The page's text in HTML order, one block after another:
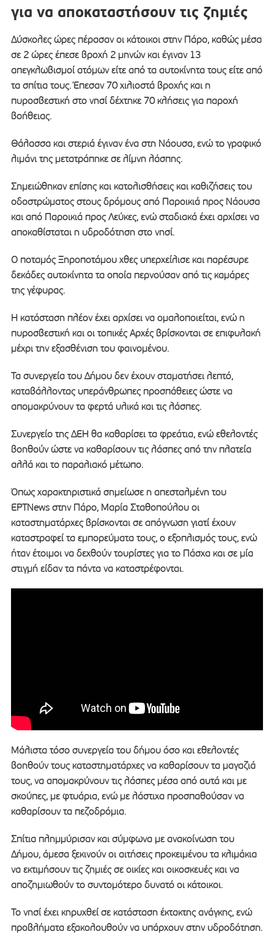
για να αποκαταστήσουν τις ζημιές
Δύσκολες ώρες πέρασαν οι κάτοικοι στην Πάρο, καθώς μέσα
σε 2 ώρες έπεσε βροχή 2 μηνών και έγιναν 13
απεγκλωβισμοί ατόμων είτε από τα αυτοκίνητα τους είτε από
τα σπίτια τους. Έπεσαν 70 χιλιοστά βροχής και η
πυροσβεστική στο νησί δέχτηκε 70 κλήσεις για παροχή
βοήθειας.
Θάλασσα και στεριά έγιναν ένα στη Νάουσα, ενώ το γραφικό
λιμάνι της μετατράπηκε σε λίμνη λάσπης.
Σημειώθηκαν επίσης και κατολισθήσεις και καθιζήσεις του
οδοστρώματος στους δρόμους από Παροικιά προς Νάουσα
και από Παροικιά προς Λεύκες, ενώ σταδιακά έχει αρχίσει να
αποκαθίσταται η υδροδότηση στο νησί.
Ο ποταμός Ξηροποτάμου χθες υπερχείλισε και παρέσυρε
δεκάδες αυτοκίνητα τα οποία περνούσαν από τις καμάρες
της γέφυρας.
Η κατάσταση πλέον έχει αρχίσει να ομαλοποιείται, ενώ η
πυροσβεστική και οι τοπικές Αρχές βρίσκονται σε επιφυλακή
μέχρι την εξασθένιση του φαινομένου.
Τα συνεργεία του Δήμου δεν έχουν σταματήσει λεπτό,
καταβάλλοντας υπεράνθρωπες προσπάθειες ώστε να
απομακρύνουν τα φερτά υλικά και τις λάσπες.
Συνεργείο της ΔΕΗ θα καθαρίσει τα φρεάτια, ενώ εθελοντές
βοηθούν ώστε να καθαρίσουν τις λάσπες από την πλατεία
αλλά και το παραλιακό μέτωπο.
Όπως χαρακτηριστικά σημείωσε η απεσταλμένη του
ΕΡΤΝews στην Πάρο, Μαρία Σταθοπούλου οι
καταστηματάρχες βρίσκονται σε απόγνωση γιατί έχουν
καταστραφεί τα εμπορεύματα τους, ο εξοπλισμός τους, ενώ
ήταν έτοιμοι να δεχθούν τουρίστες για το Πάσχα και σε μία
στιγμή είδαν τα πάντα να καταστρέφονται.
Μάλιστα τόσο συνεργεία του δήμου όσο και εθελοντές
βοηθούν τους καταστηματάρχες να καθαρίσουν τα μαγαζιά
τους, να απομακρύνουν τις λάσπες μέσα από αυτά και με
σκούπες, με φτυάρια, ενώ με λάστιχα προσπαθούσαν να
καθαρίσουν τα πεζοδρόμια.
Σπίτια πλημμύρισαν και σύμφωνα με ανακοίνωση του
Δήμου, άμεσα ξεκινούν οι αιτήσεις προκειμένου τα κλιμάκια
να εκτιμήσουν τις ζημιές σε οικίες και οικοσκευές και να
αποζημιωθούν το συντομότερο δυνατό οι κάτοικοι.
Το νησί έχει κηρυχθεί σε κατάσταση έκτακτης ανάγκης, ενώ
προβλήματα εξακολουθούν να υπάρχουν στην υδροδότηση.